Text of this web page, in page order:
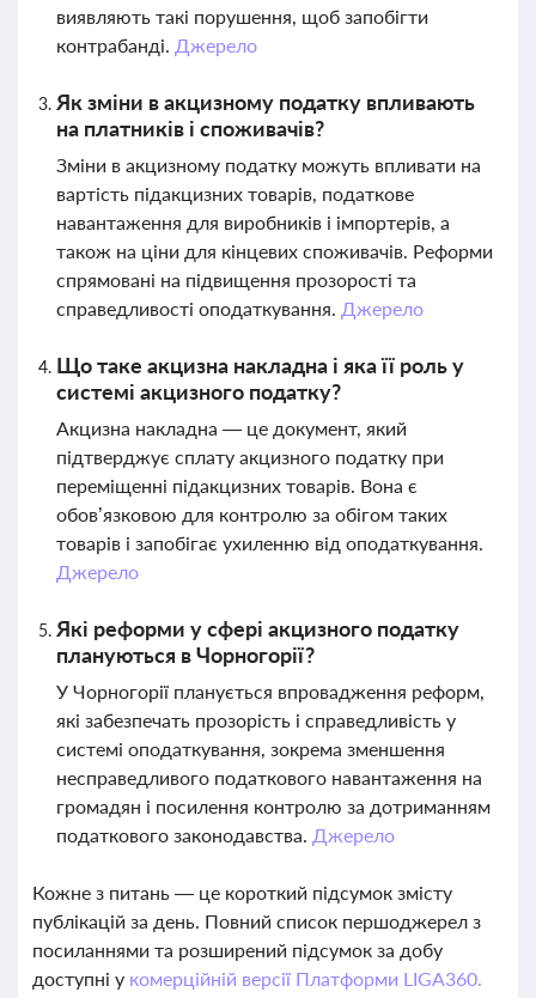
виявляють такі порушення, щоб запобігти
контрабанді. Джерело
Як зміни в акцизному податку впливають
на платників і споживачів?
Зміни в акцизному податку можуть впливати на
вартість підакцизних товарів, податкове
навантаження для виробників і імпортерів, а
також на ціни для кінцевих споживачів. Реформи
спрямовані на підвищення прозорості та
справедливості оподаткування. Джерело
Що таке акцизна накладна і яка її роль у
системі акцизного податку?
Акцизна накладна — це документ, який
підтверджує сплату акцизного податку при
переміщенні підакцизних товарів. Вона є
обов’язковою для контролю за обігом таких
товарів і запобігає ухиленню від оподаткування.
Джерело
Які реформи у сфері акцизного податку
плануються в Чорногорії?
У Чорногорії планується впровадження реформ,
які забезпечать прозорість і справедливість у
системі оподаткування, зокрема зменшення
несправедливого податкового навантаження на
громадян і посилення контролю за дотриманням
податкового законодавства. Джерело
Кожне з питань — це короткий підсумок змісту
публікацій за день. Повний список першоджерел з
посиланнями та розширений підсумок за добу
доступні у комерційній версії Платформи LIGA360.